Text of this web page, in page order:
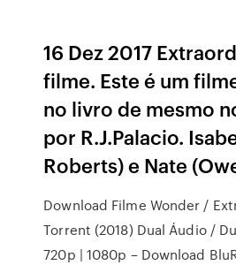
16 Dez 2017
filme. Este é um
no livro de mesmo
por R.J.Palacio.
Roberts) e Nate
Download Filme Wonder /
Torrent (2018) Dual Áudio /
720p | 1080p – Download